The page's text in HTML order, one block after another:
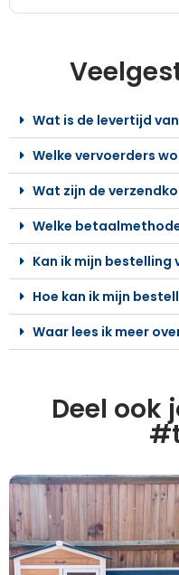
Wat is de levertijd
Welke vervoerders
Wat zijn de
Welke
Kan ik mijn bestelling
Hoe kan ik mijn
Waar lees ik meer
Deel ook